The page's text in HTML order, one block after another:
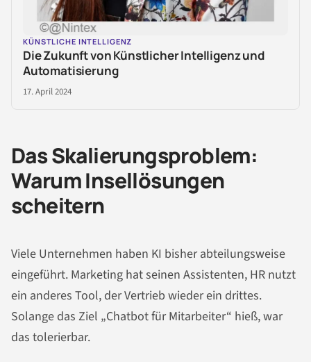
KÜNSTLICHE INTELLIGENZ
Die Zukunft von Künstlicher Intelligenz und
Automatisierung
17. April 2024
Das Skalierungsproblem:
Warum Insellösungen
scheitern
Viele Unternehmen haben KI bisher abteilungsweise
eingeführt. Marketing hat seinen Assistenten, HR nutzt
ein anderes Tool, der Vertrieb wieder ein drittes.
Solange das Ziel „Chatbot für Mitarbeiter“ hieß, war
das tolerierbar.